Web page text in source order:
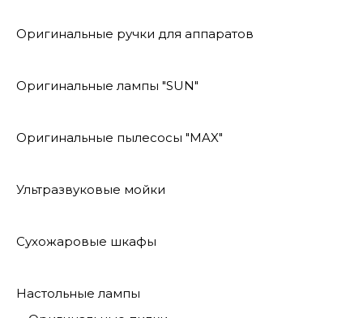
Оригинальные ручки для аппаратов
Оригинальные лампы "SUN"
Оригинальные пылесосы "MAX"
Ультразвуковые мойки
Сухожаровые шкафы
Настольные лампы